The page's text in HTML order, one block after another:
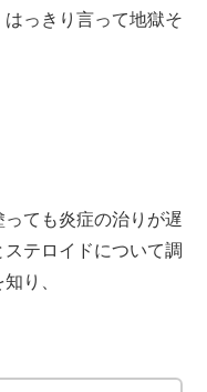
っきり言って地獄そ
ても炎症の治りが遅
テロイドについて調
り、